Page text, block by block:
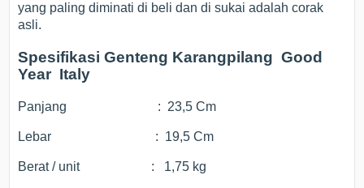
yang paling diminati di beli dan di sukai adalah corak
asli.
Spesifikasi Genteng Karangpilang Good
Year Italy
Panjang : 23,5 Cm
Lebar : 19,5 Cm
Berat / unit : 1,75 kg